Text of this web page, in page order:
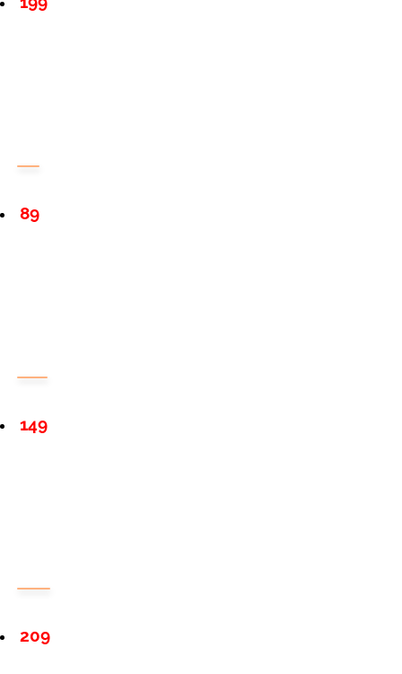
89
149
209